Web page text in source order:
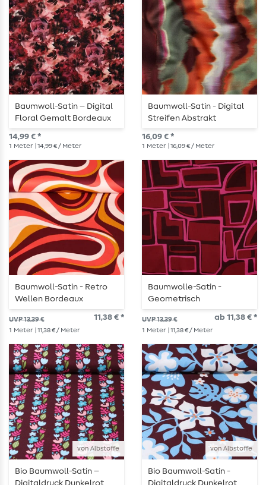
Baumwoll-Satin – Digital
Floral Gemalt Bordeaux
14,99 € *
1 Meter | 14,99 € / Meter
Baumwoll-Satin - Digital
Streifen Abstrakt
Bordeaux
16,09 € *
1 Meter | 16,09 € / Meter
Baumwoll-Satin - Retro
Wellen Bordeaux
UVP 13,39 € 11,38 € *
1 Meter | 11,38 € / Meter
Baumwolle-Satin -
Geometrisch
Bordeauxrot
UVP 13,39 € ab 11,38 € *
1 Meter | 11,38 € / Meter
von Albstoffe
Bio Baumwoll-Satin –
von Albstoffe
Bio Baumwoll-Satin -